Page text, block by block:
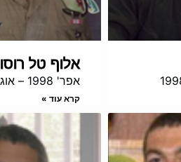
אלוף טל רוסו
אפר' 1998 – אוג' 2000
קרא עוד »